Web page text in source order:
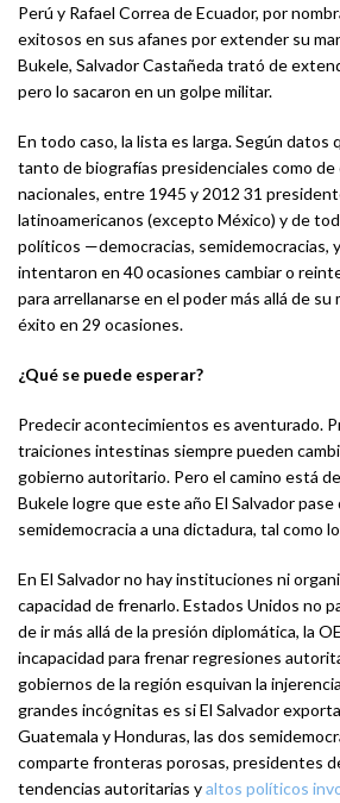
Perú y Rafael Correa de Ecuador, por
exitosos en sus afanes por extender su
Bukele, Salvador Castañeda trató de
pero lo sacaron en un golpe militar.
En todo caso, la lista es larga. Según datos
tanto de biografías presidenciales como
nacionales, entre 1945 y 2012 31
latinoamericanos (excepto México) y de
políticos —democracias, semidemocracias,
intentaron en 40 ocasiones cambiar o
para arrellanarse en el poder más allá de
éxito en 29 ocasiones.
¿Qué se puede esperar?
Predecir acontecimientos es aventurado.
traiciones intestinas siempre pueden
gobierno autoritario. Pero el camino está
Bukele logre que este año El Salvador pase
semidemocracia a una dictadura, tal como
En El Salvador no hay instituciones ni
capacidad de frenarlo. Estados Unidos no
de ir más allá de la presión diplomática, la
incapacidad para frenar regresiones
gobiernos de la región esquivan la
grandes incógnitas es si El Salvador
Guatemala y Honduras, las dos
comparte fronteras porosas, presidentes
tendencias autoritarias yaltos políticos